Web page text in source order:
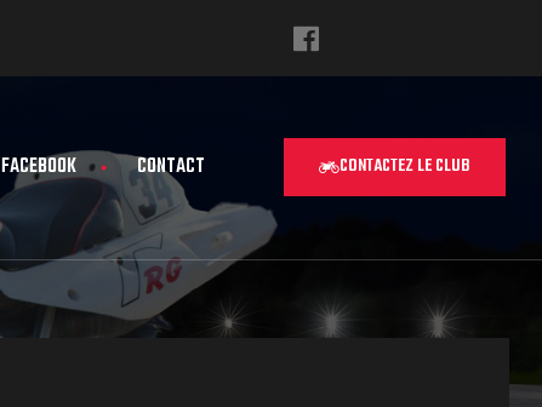
FACEBOOK CONTACT CONTACTEZ LE CLUB